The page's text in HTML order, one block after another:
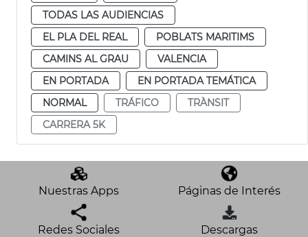
TODAS LAS AUDIENCIAS
EL PLA DEL REAL
POBLATS MARITIMS
CAMINS AL GRAU
VALENCIA
EN PORTADA
EN PORTADA TEMÁTICA
NORMAL
TRÁFICO
TRÀNSIT
CARRERA 5K
Nuestras Apps Páginas de Interés
Redes Sociales Descargas